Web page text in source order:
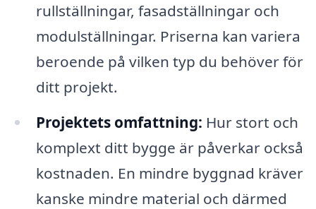
rullställningar, fasadställningar och
modulställningar. Priserna kan variera
beroende på vilken typ du behöver för
ditt projekt.
Projektets omfattning: Hur stort och
komplext ditt bygge är påverkar också
kostnaden. En mindre byggnad kräver
kanske mindre material och därmed